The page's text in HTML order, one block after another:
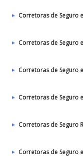
Corretoras de Seguro
Corretoras de Seguro
Corretoras de Seguro
Corretoras de Seguro
Corretoras de Seguro
Corretoras de Seguro